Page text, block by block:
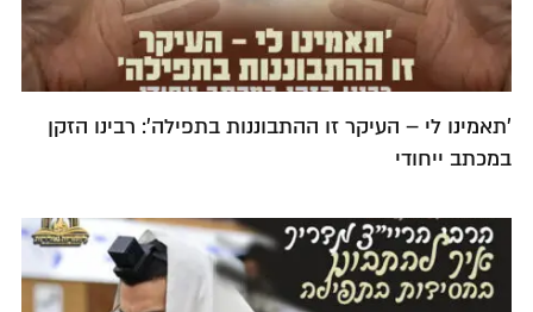
'תאמינו לי – העיקר זו ההתבוננות בתפילה': רבינו הזקן
במכתב ייחודי